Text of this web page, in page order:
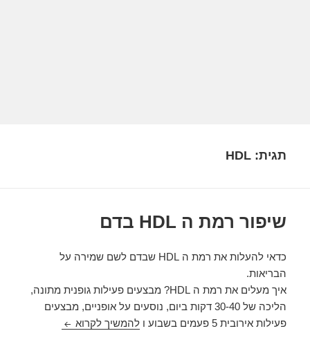
תגית:HDL
שיפור רמת ה HDL בדם
כדאי להעלות את רמת ה HDL שבדם לשם שמירה על
הבריאות.
איך מעלים את רמת ה HDL? מבצעים פעילות גופנית מתונה,
הליכה של 30-40 דקות ביום, נוסעים על אופניים, מבצעים
פעילות אירובית 5 פעמים בשבוע ו
להמשיך לקרוא שיפור רמת ה HDL בדם